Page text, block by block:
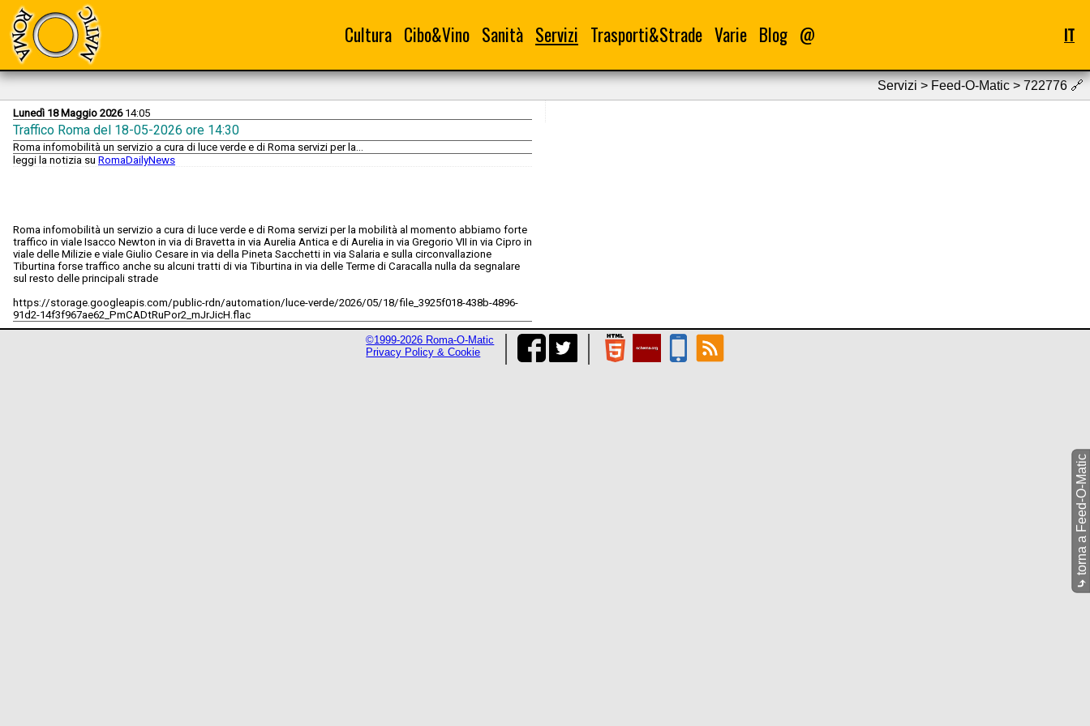
Cultura Cibo&Vino Sanità Servizi Trasporti&Strade Varie Blog @ IT
Servizi > Feed-O-Matic > 722776 🔗
Lunedì 18 Maggio 202614:05
Traffico Roma del 18-05-2026 ore 14:30
Roma infomobilità un servizio a cura di luce verde e di Roma servizi per la...
leggi la notizia su RomaDailyNews
Roma infomobilità un servizio a cura di luce verde e di Roma servizi per la mobilità al momento abbiamo forte
traffico in viale Isacco Newton in via di Bravetta in via Aurelia Antica e di Aurelia in via Gregorio VII in via Cipro in
viale delle Milizie e viale Giulio Cesare in via della Pineta Sacchetti in via Salaria e sulla circonvallazione
Tiburtina forse traffico anche su alcuni tratti di via Tiburtina in via delle Terme di Caracalla nulla da segnalare
sul resto delle principali strade
https://storage.googleapis.com/public-rdn/automation/luce-verde/2026/05/18/file_3925f018-438b-4896-
91d2-14f3f967ae62_PmCADtRuPor2_mJrJicH.flac
⤷
torna a Feed-O-Matic
©1999-2026 Roma-O-Matic
Privacy Policy & Cookie